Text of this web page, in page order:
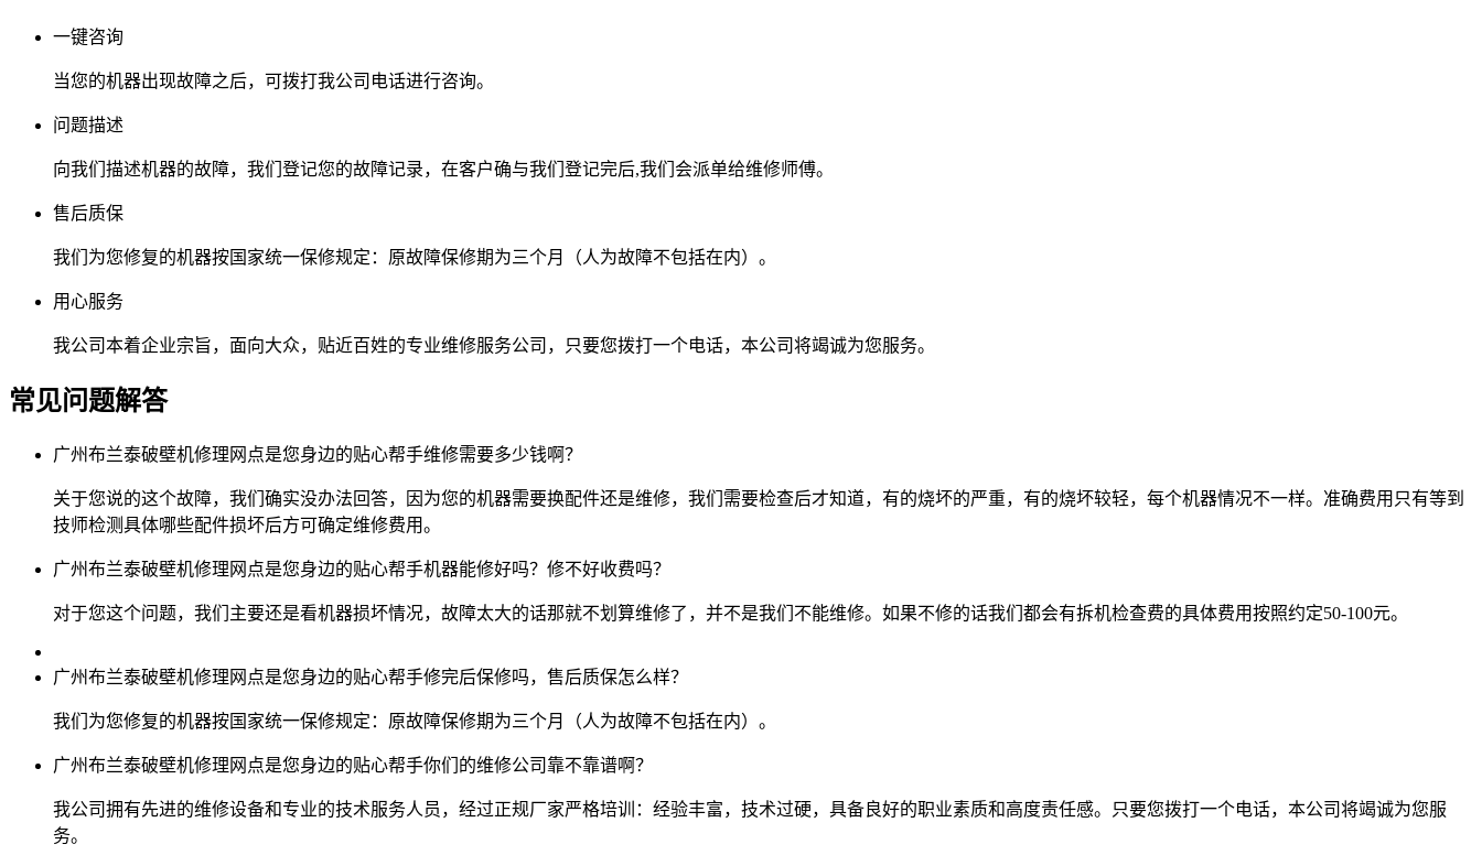
一键咨询
当您的机器出现故障之后，可拨打我公司电话进行咨询。
问题描述
向我们描述机器的故障，我们登记您的故障记录，在客户确与我们登记完后,我们会派单给维修师傅。
售后质保
我们为您修复的机器按国家统一保修规定：原故障保修期为三个月（人为故障不包括在内）。
用心服务
我公司本着企业宗旨，面向大众，贴近百姓的专业维修服务公司，只要您拨打一个电话，本公司将竭诚为您服务。
常见问题解答
广州布兰泰破壁机修理网点是您身边的贴心帮手维修需要多少钱啊？
关于您说的这个故障，我们确实没办法回答，因为您的机器需要换配件还是维修，我们需要检查后才知道，有的烧坏的严重，有的烧坏较轻，每个机器情况不一样。准确费用只有等到
技师检测具体哪些配件损坏后方可确定维修费用。
广州布兰泰破壁机修理网点是您身边的贴心帮手机器能修好吗？修不好收费吗？
对于您这个问题，我们主要还是看机器损坏情况，故障太大的话那就不划算维修了，并不是我们不能维修。如果不修的话我们都会有拆机检查费的具体费用按照约定50-100元。
广州布兰泰破壁机修理网点是您身边的贴心帮手修完后保修吗，售后质保怎么样？
我们为您修复的机器按国家统一保修规定：原故障保修期为三个月（人为故障不包括在内）。
广州布兰泰破壁机修理网点是您身边的贴心帮手你们的维修公司靠不靠谱啊？
我公司拥有先进的维修设备和专业的技术服务人员，经过正规厂家严格培训：经验丰富，技术过硬，具备良好的职业素质和高度责任感。只要您拨打一个电话，本公司将竭诚为您服
务。